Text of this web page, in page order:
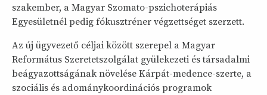
szakember, a Magyar Szomato-pszichoterápiás
Egyesületnél pedig fókusztréner végzettséget szerzett.
Az új ügyvezető céljai között szerepel a Magyar
Református Szeretetszolgálat gyülekezeti és társadalmi
beágyazottságának növelése Kárpát-medence-szerte, a
szociális és adománykoordinációs programok